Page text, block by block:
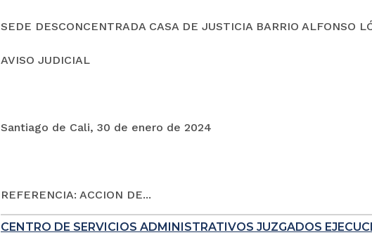
SEDE DESCONCENTRADA CASA DE JUSTICIA BARRIO ALFONSO
AVISO JUDICIAL
Santiago de Cali, 30 de enero de 2024
REFERENCIA: ACCION DE...
CENTRO DE SERVICIOS ADMINISTRATIVOS JUZGADOS